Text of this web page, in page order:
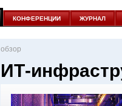
КОНФЕРЕНЦИИ ЖУРНАЛ
oбзор
ИТ-